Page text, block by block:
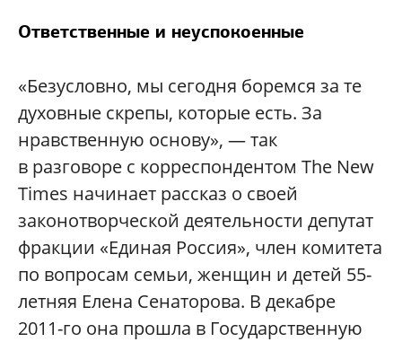
Ответственные и неуспокоенные
«Безусловно, мы сегодня боремся за те
духовные скрепы, которые есть. За
нравственную основу», — так
в разговоре с корреспондентом The New
Times начинает рассказ о своей
законотворческой деятельности депутат
фракции «Единая Россия», член комитета
по вопросам семьи, женщин и детей 55-
летняя Елена Сенаторова. В декабре
2011-го она прошла в Государственную